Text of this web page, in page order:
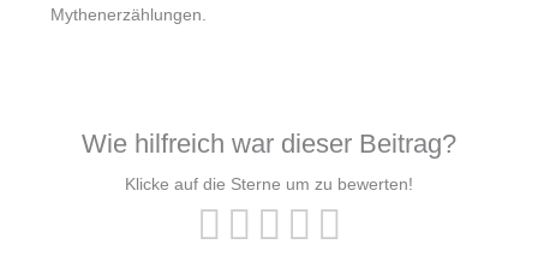
Mythenerzählungen.
Wie hilfreich war dieser Beitrag?
Klicke auf die Sterne um zu bewerten!